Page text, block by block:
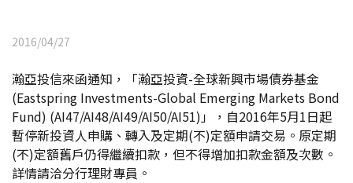
2016/04/27
瀚亞投信來函通知，「瀚亞投資-全球新興市場債券基金
(Eastspring Investments-Global Emerging Markets Bond
Fund) (AI47/AI48/AI49/AI50/AI51)」，自2016年5月1日起
暫停新投資人申購、轉入及定期(不)定額申請交易。原定期
(不)定額舊戶仍得繼續扣款，但不得增加扣款金額及次數。
詳情請洽分行理財專員。